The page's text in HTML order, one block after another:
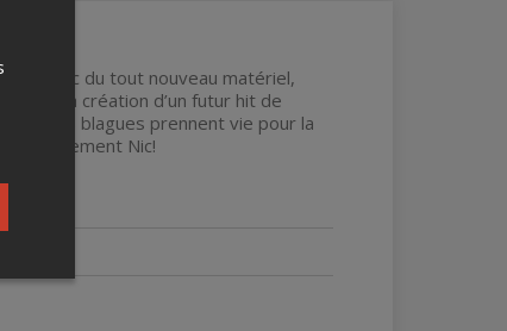
avec du tout nouveau matériel,
à la création d’un futur hit de
où les blagues prennent vie pour la
Nic!